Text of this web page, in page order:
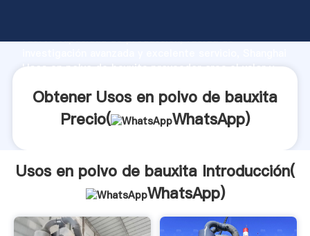
fuerte capacidad de producción, fuerza de
Usos en polvo de bauxita proveedor crea el valor y
Obtener Usos en polvo de bauxita
Precio(
WhatsApp)
Usos en polvo de bauxita Introducción(
WhatsApp)